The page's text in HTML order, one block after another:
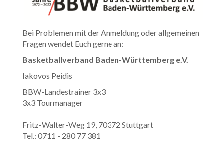
Bei Problemen mit der Anmeldung oder allgemeinen
Fragen wendet Euch gerne an:
Basketballverband Baden-Württemberg e.V.
Iakovos Peidis
BBW-Landestrainer 3x3
3x3 Tourmanager
Fritz-Walter-Weg 19, 70372 Stuttgart
Tel.: 0711 - 280 77 381